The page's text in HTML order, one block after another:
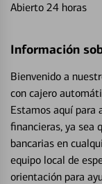
Abierto 24 horas
Información
Bienvenido a
con cajero
Estamos aquí para
financieras, ya sea
bancarias en
equipo local de
orientación para